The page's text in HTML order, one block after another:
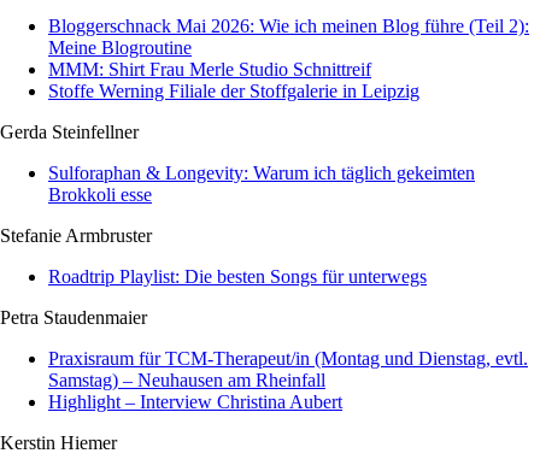
Bloggerschnack Mai 2026: Wie ich meinen Blog führe (Teil 2):
Meine Blogroutine
MMM: Shirt Frau Merle Studio Schnittreif
Stoffe Werning Filiale der Stoffgalerie in Leipzig
Gerda Steinfellner
Sulforaphan & Longevity: Warum ich täglich gekeimten
Brokkoli esse
Stefanie Armbruster
Roadtrip Playlist: Die besten Songs für unterwegs
Petra Staudenmaier
Praxisraum für TCM-Therapeut/in (Montag und Dienstag, evtl.
Samstag) – Neuhausen am Rheinfall
Highlight – Interview Christina Aubert
Kerstin Hiemer